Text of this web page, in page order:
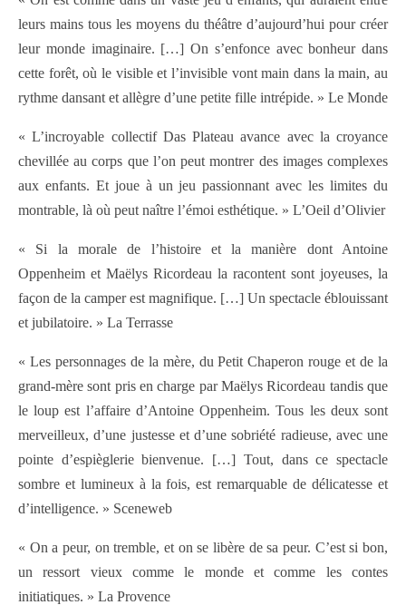
leurs mains tous les moyens du théâtre d’aujourd’hui pour créer
leur monde imaginaire. […] On s’enfonce avec bonheur dans
cette forêt, où le visible et l’invisible vont main dans la main, au
rythme dansant et allègre d’une petite fille intrépide. » Le Monde
« L’incroyable collectif Das Plateau avance avec la croyance
chevillée au corps que l’on peut montrer des images complexes
aux enfants. Et joue à un jeu passionnant avec les limites du
montrable, là où peut naître l’émoi esthétique. » L’Oeil d’Olivier
« Si la morale de l’histoire et la manière dont Antoine
Oppenheim et Maëlys Ricordeau la racontent sont joyeuses, la
façon de la camper est magnifique. […] Un spectacle éblouissant
et jubilatoire. » La Terrasse
« Les personnages de la mère, du Petit Chaperon rouge et de la
grand-mère sont pris en charge par Maëlys Ricordeau tandis que
le loup est l’affaire d’Antoine Oppenheim. Tous les deux sont
merveilleux, d’une justesse et d’une sobriété radieuse, avec une
pointe d’espièglerie bienvenue. […] Tout, dans ce spectacle
sombre et lumineux à la fois, est remarquable de délicatesse et
d’intelligence. » Sceneweb
« On a peur, on tremble, et on se libère de sa peur. C’est si bon,
un ressort vieux comme le monde et comme les contes
initiatiques. » La Provence